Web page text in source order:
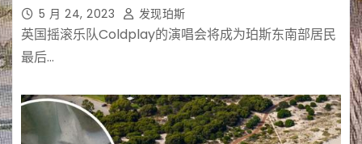
5 月 24, 2023 发现珀斯
英国摇滚乐队Coldplay的演唱会将成为珀斯东南部居民
最后…